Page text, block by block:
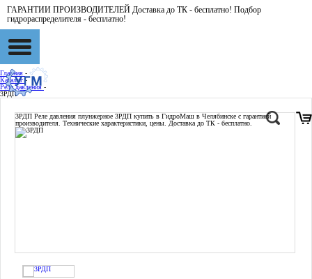
ГАРАНТИИ ПРОИЗВОДИТЕЛЕЙ Доставка до ТК - бесплатно! Подбор
гидрораспределителя - бесплатно!
Главная -
Каталог -
Реле давления -
3РДП
3РДП Реле давления плунжерное 3РДП купить в ГидроМаш в Челябинске с гарантией
производителя. Технические характеристики, цены. Доставка до ТК - бесплатно.